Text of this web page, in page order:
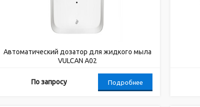
Автоматический дозатор для жидкого мыла
VULCAN A02
По запросу Подробнее